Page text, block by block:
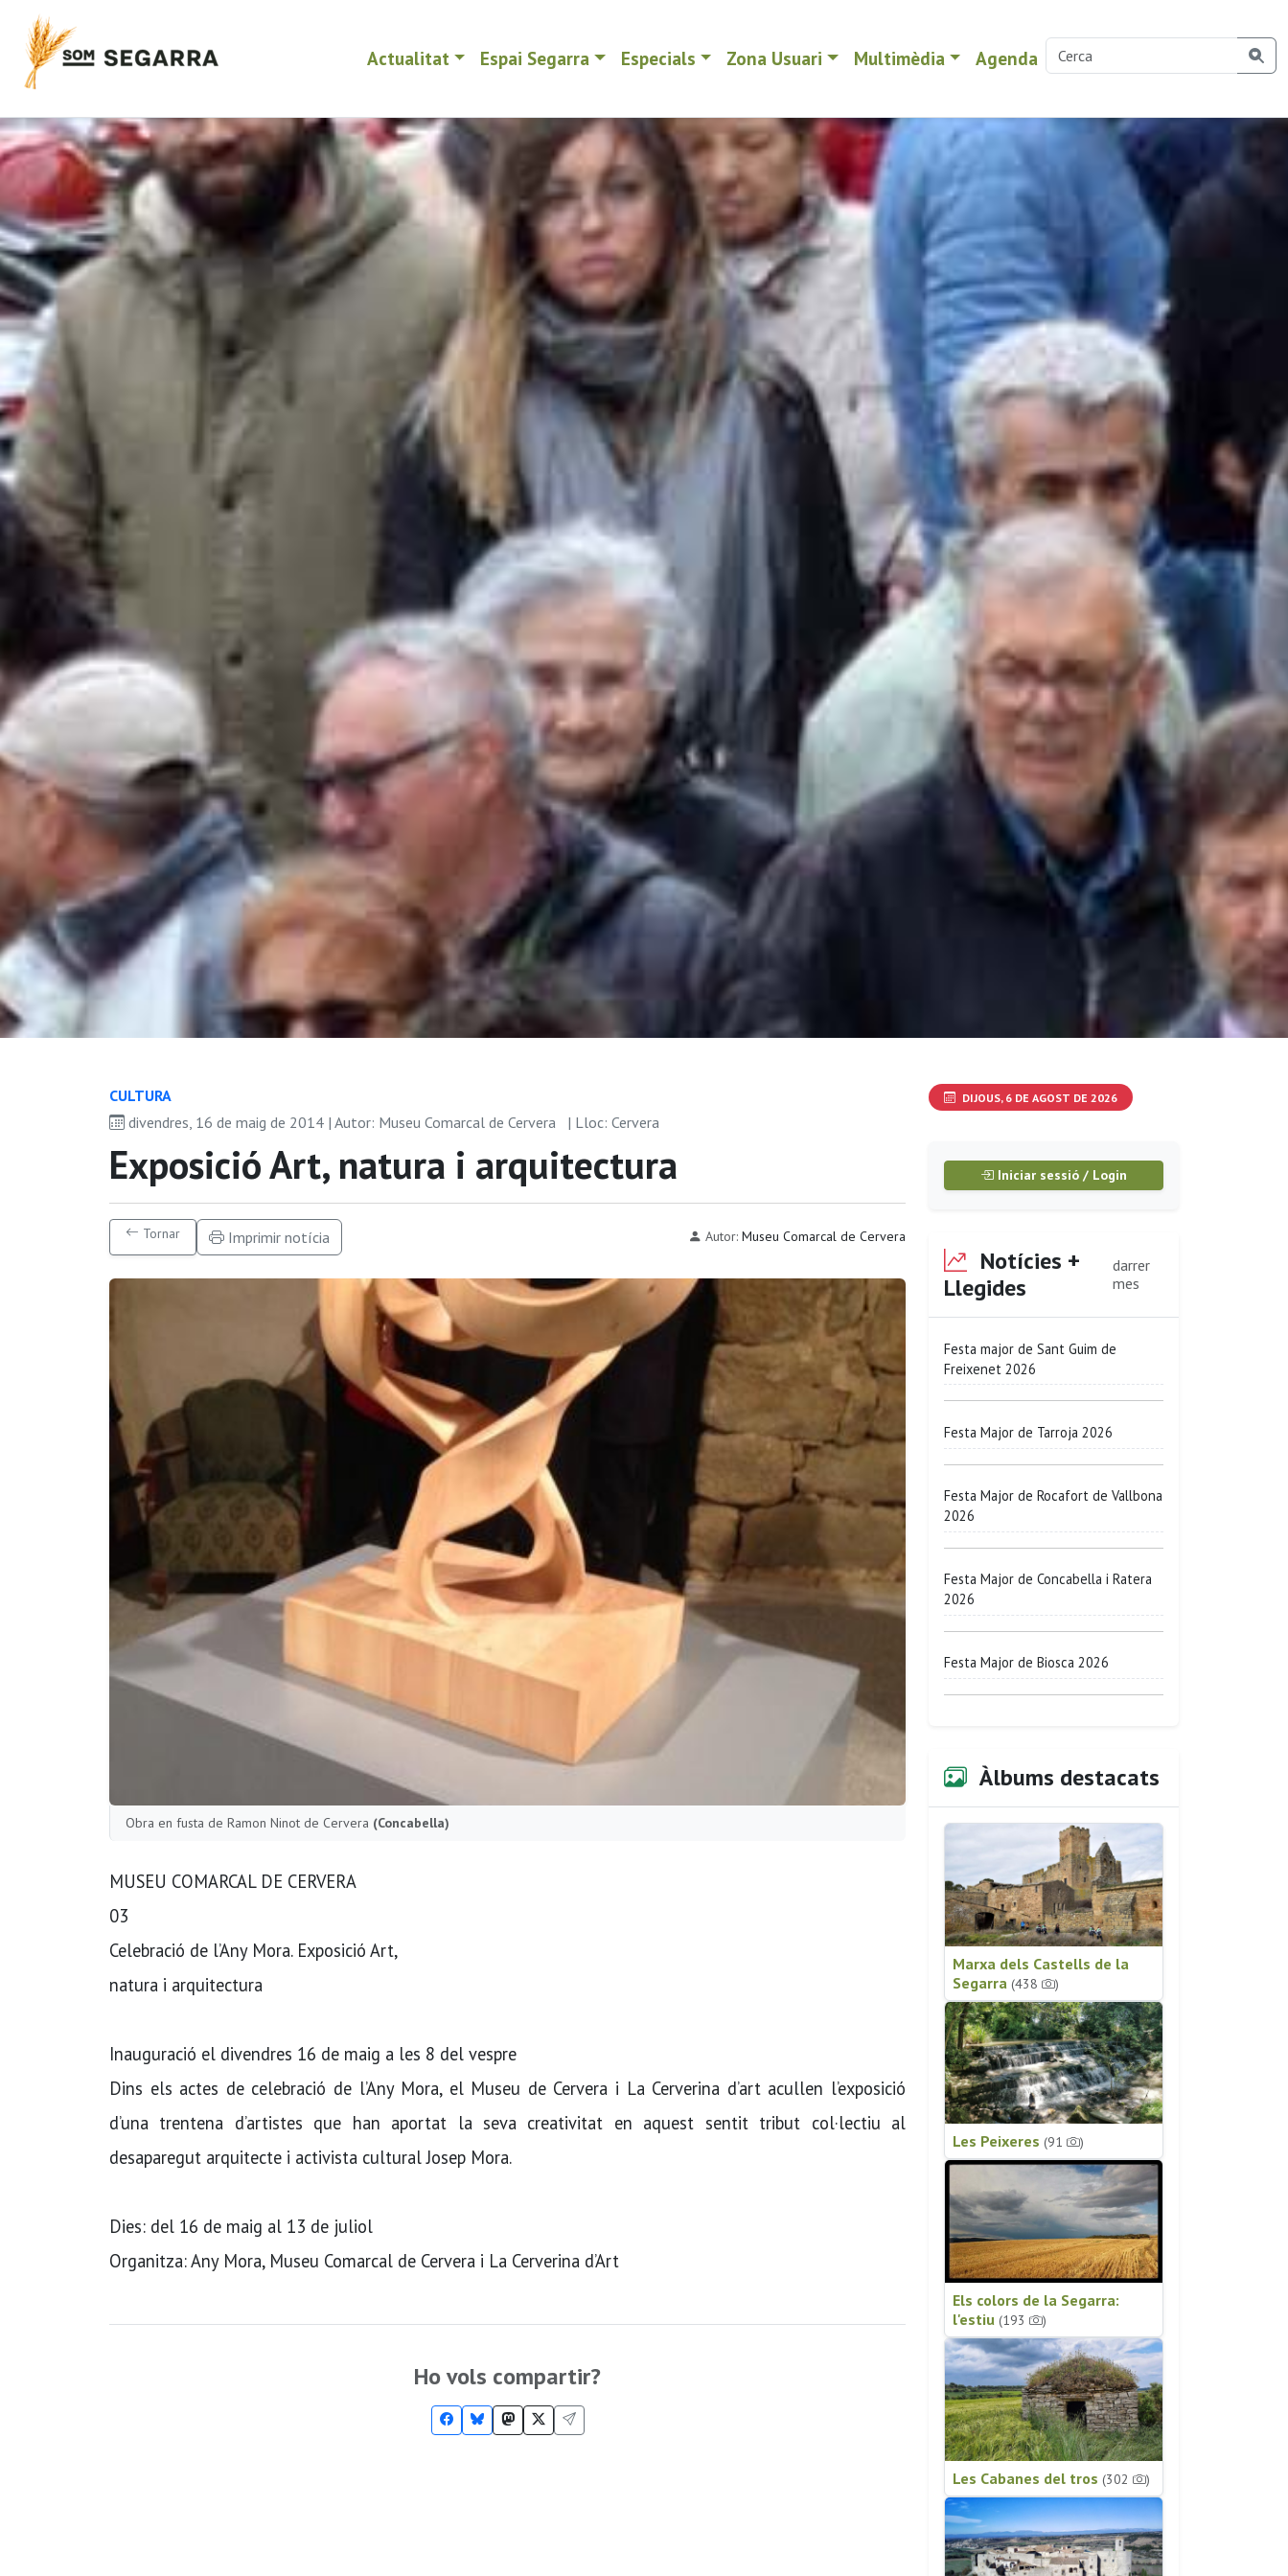
Actualitat Espai Segarra Especials Zona Usuari Multimèdia Agenda
CULTURA
divendres, 16 de maig de 2014 | Autor: Museu Comarcal de Cervera
| Lloc: Cervera
Exposició Art, natura i arquitectura
Tornar Imprimir notícia Autor: Museu Comarcal de Cervera
Obra en fusta de Ramon Ninot de Cervera (Concabella)
MUSEU COMARCAL DE CERVERA
03
Celebració de l’Any Mora. Exposició Art,
natura i arquitectura
Inauguració el divendres 16 de maig a les 8 del vespre
Dins els actes de celebració de l’Any Mora, el Museu de Cervera i La Cerverina d’art acullen l’exposició
d’una trentena d’artistes que han aportat la seva creativitat en aquest sentit tribut col·lectiu al
desaparegut arquitecte i activista cultural Josep Mora.
Dies: del 16 de maig al 13 de juliol
Organitza: Any Mora, Museu Comarcal de Cervera i La Cerverina d’Art
Ho vols compartir?
DIJOUS, 6 DE AGOST DE 2026
Iniciar sessió / Login
Notícies +
Llegides
darrer
mes
Festa major de Sant Guim de
Freixenet 2026
Festa Major de Tarroja 2026
Festa Major de Rocafort de Vallbona
2026
Festa Major de Concabella i Ratera
2026
Festa Major de Biosca 2026
Àlbums destacats
Marxa dels Castells de la
Segarra (438 )
Les Peixeres (91 )
Els colors de la Segarra:
l'estiu (193 )
Les Cabanes del tros (302 )